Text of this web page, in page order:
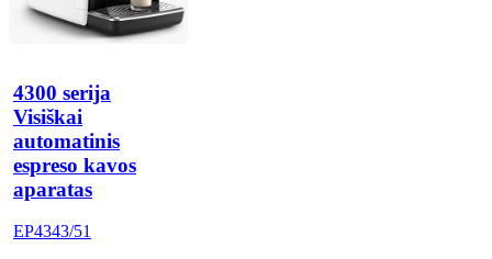
4300 serija
Visiškai
automatinis
espreso kavos
aparatas
EP4343/51